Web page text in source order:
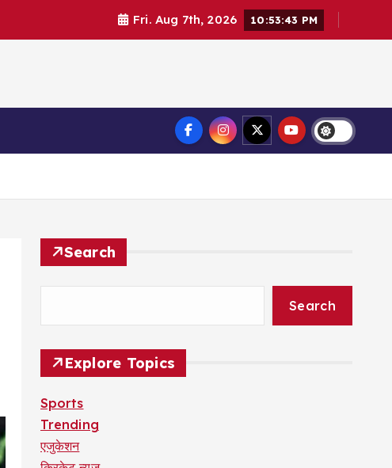
Fri. Aug 7th, 2026 10:53:44 PM
Search
Search
Explore Topics
Sports
Trending
एजुकेशन